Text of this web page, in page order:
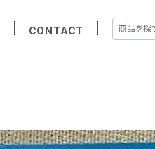
CONTACT